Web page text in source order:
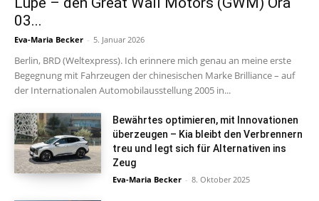
03...
Eva-Maria Becker - 5. Januar 2026
Berlin, BRD (Weltexpress). Ich erinnere mich genau an meine erste
Begegnung mit Fahrzeugen der chinesischen Marke Brilliance – auf
der Internationalen Automobilausstellung 2005 in...
Bewährtes optimieren, mit Innovationen
überzeugen – Kia bleibt den Verbrennern
treu und legt sich für Alternativen ins
Zeug
Eva-Maria Becker - 8. Oktober 2025